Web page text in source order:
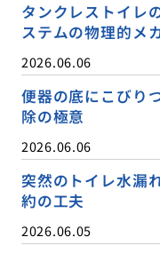
タンクレストイレ
ステムの物理的メ
2026.06.06
便器の底にこびり
除の極意
2026.06.06
突然のトイレ水漏
約の工夫
2026.06.05